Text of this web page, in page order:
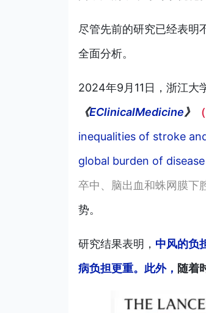
尽管先前的研究已经表明
全面分析。
2024年9月11日，浙江大
《EClinicalMedicine》
inequalities of stroke
global burden of
卒中、脑出血和蛛网膜下
势。
研究结果表明， 中风的负
病负担更重。此外， 随着